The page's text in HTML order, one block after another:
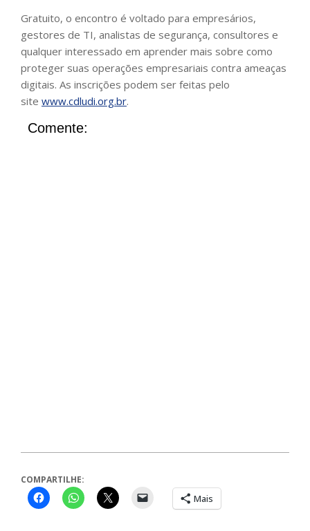
Gratuito, o encontro é voltado para empresários,
gestores de TI, analistas de segurança, consultores e
qualquer interessado em aprender mais sobre como
proteger suas operações empresariais contra ameaças
digitais. As inscrições podem ser feitas pelo
site www.cdludi.org.br.
Comente:
COMPARTILHE:
Mais